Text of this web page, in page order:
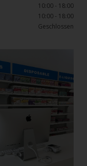
10:00 - 18:00
10:00 - 18:00
Geschlossen